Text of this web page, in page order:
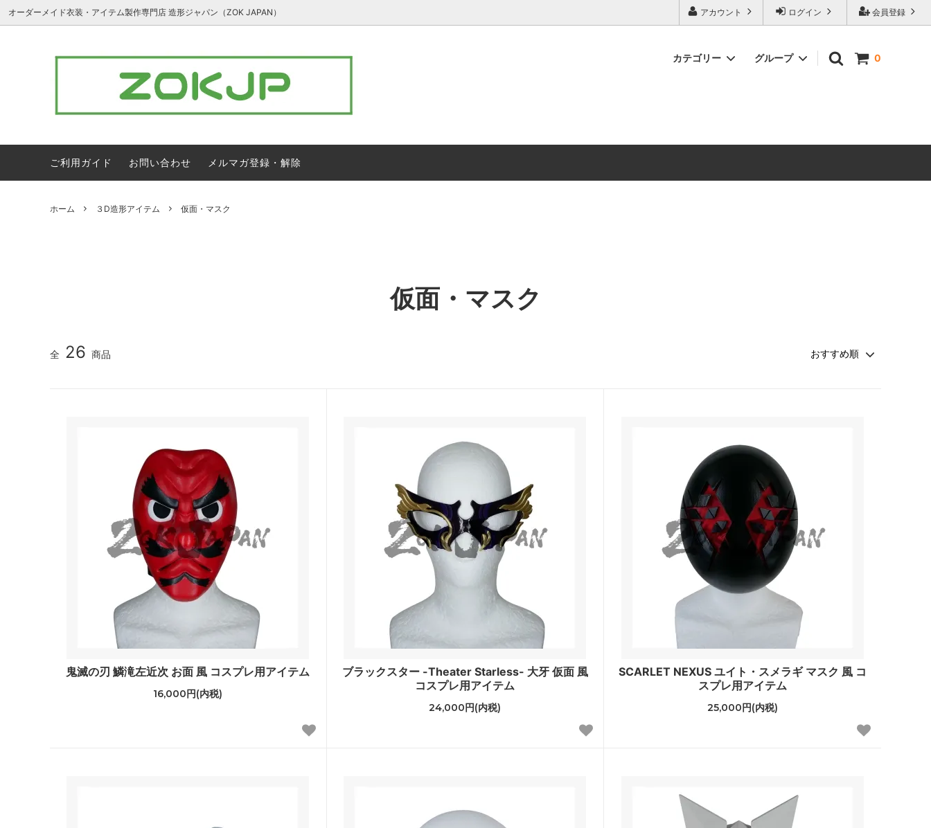
会員登録
ログイン
アカウント
オーダーメイド衣装・アイテム製作専門店 造形ジャパン（ZOK JAPAN）
0
カテゴリー グループ
ラ行 ワ行
ご利用ガイド お問い合わせ メルマガ登録・解除
ホーム ３D造形アイテム 仮面・マスク
仮面・マスク
全 26 商品
鬼滅の刃 鱗滝左近次 お面 風 コスプレ用アイテム
16,000円(内税)
ブラックスター -Theater Starless- 大牙 仮面 風
コスプレ用アイテム
24,000円(内税)
SCARLET NEXUS ユイト・スメラギ マスク 風 コ
スプレ用アイテム
25,000円(内税)